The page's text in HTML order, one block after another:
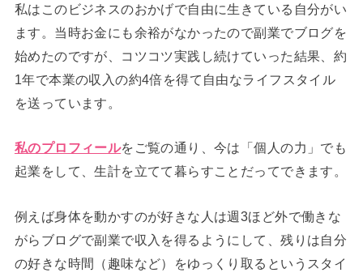
私はこのビジネスのおかげで自由に生きている自分がい
ます。当時お金にも余裕がなかったので副業でブログを
始めたのですが、コツコツ実践し続けていった結果、約
1年で本業の収入の約4倍を得て自由なライフスタイル
を送っています。
私のプロフィールをご覧の通り、今は「個人の力」でも
起業をして、生計を立てて暮らすことだってできます。
例えば身体を動かすのが好きな人は週3ほど外で働きな
がらブログで副業で収入を得るようにして、残りは自分
の好きな時間（趣味など）をゆっくり取るというスタイ